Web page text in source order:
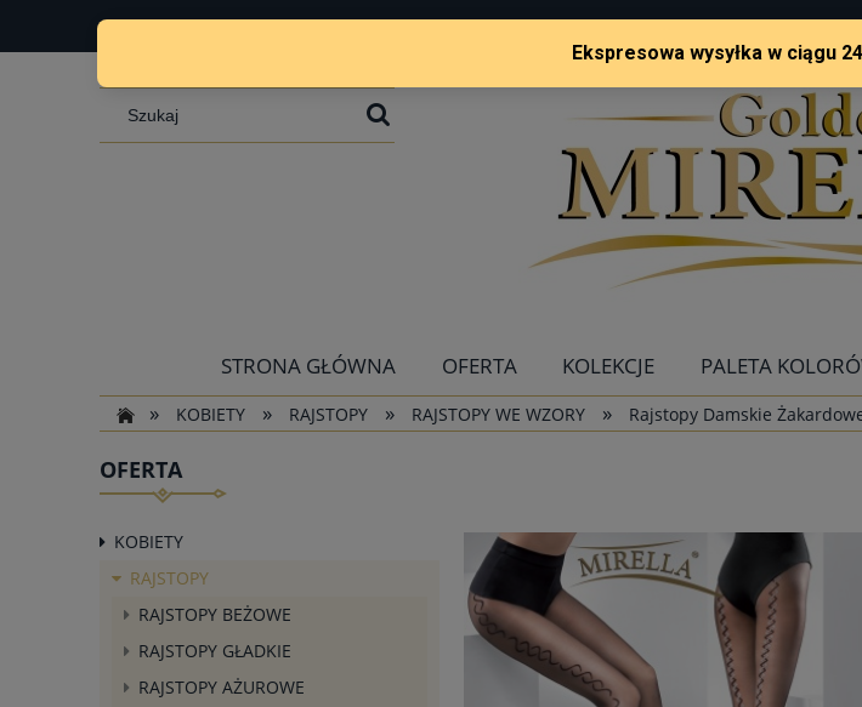
STRONA GŁÓWNA OFERTA KOLEKCJE PALETA
KONTAKT
» KOBIETY » RAJSTOPY » RAJSTOPY WE WZORY » Rajstopy Damskie
OFERTA
KOBIETY
RAJSTOPY
RAJSTOPY BEŻOWE
RAJSTOPY GŁADKIE
RAJSTOPY AŻUROWE